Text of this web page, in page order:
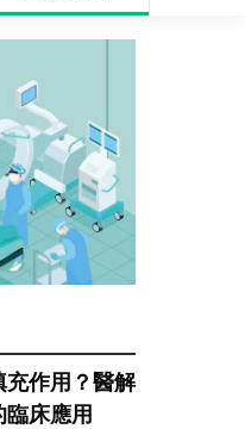
充作用？醫解
床應用